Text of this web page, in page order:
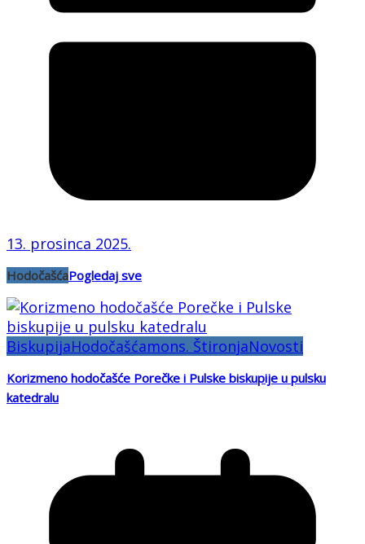
13. prosinca 2025.
HodočašćaPogledaj sve
BiskupijaHodočašćamons. ŠtironjaNovosti
Korizmeno hodočašće Porečke i Pulske biskupije u pulsku
katedralu